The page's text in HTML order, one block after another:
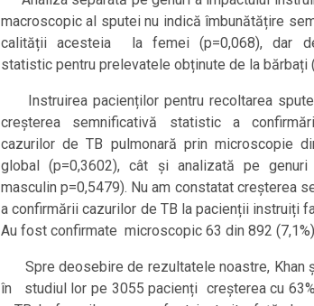
macroscopic al sputei nu indică îmbunătățire
calității acesteia la femei (p=0,068), dar
statistic pentru prelevatele obținute de la bărbați
Instruirea pacienților pentru recoltarea
creșterea semnificativă statistic a
cazurilor de TB pulmonară prin microscopie
global (p=0,3602), cât și analizată pe genuri
masculin p=0,5479). Nu am constatat creșterea
a confirmării cazurilor de TB la pacienții instruiți
Au fost confirmate microscopic 63 din 892
Spre deosebire de rezultatele noastre, Khan
în studiul lor pe 3055 pacienți creșterea cu